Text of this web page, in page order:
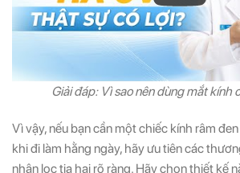
Giải đáp: Vì sao nên dùng mắt kính
Vì vậy, nếu bạn cần một chiếc kính râm
khi đi làm hằng ngày, hãy ưu tiên các
nhận lọc tia hại rõ ràng. Hãy chọn thiết kế